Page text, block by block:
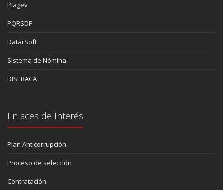
Piagev
PQRSDF
DatarSoft
Sistema de Nómina
DISERACA
Enlaces de Interés
Plan Anticorrupción
Proceso de selección
Contratación